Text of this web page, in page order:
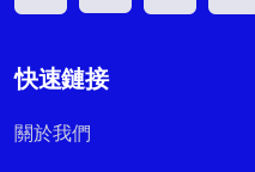
快速鏈接
關於我們